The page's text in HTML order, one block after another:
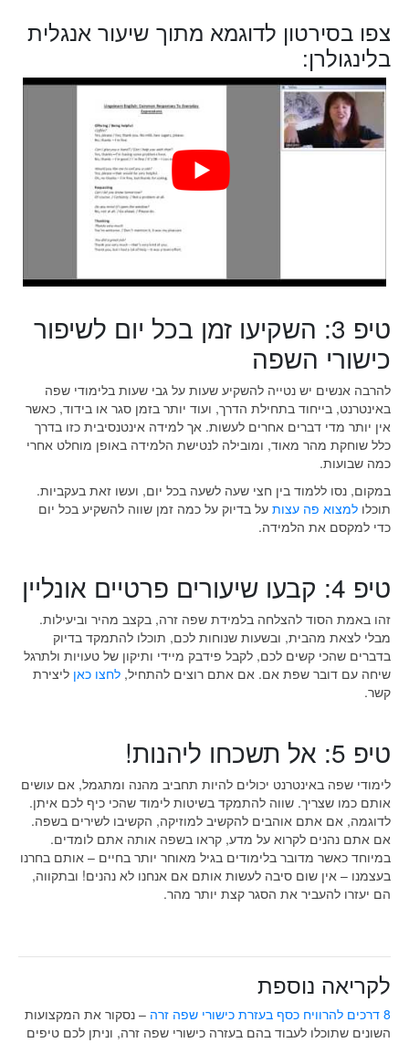
צפו בסירטון לדוגמא מתוך שיעור אנגלית
בלינגולרן:
טיפ 3: השקיעו זמן בכל יום לשיפור
כישורי השפה
להרבה אנשים יש נטייה להשקיע שעות על גבי שעות בלימודי שפה
באינטרנט, בייחוד בתחילת הדרך, ועוד יותר בזמן סגר או בידוד, כאשר
אין יותר מדי דברים אחרים לעשות. אך למידה אינטנסיבית כזו בדרך
כלל שוחקת מהר מאוד, ומובילה לנטישת הלמידה באופן מוחלט אחרי
כמה שבועות.
במקום, נסו ללמוד בין חצי שעה לשעה בכל יום, ועשו זאת בעקביות.
תוכלו למצוא פה עצות על בדיוק על כמה זמן שווה להשקיע בכל יום
כדי למקסם את הלמידה.
טיפ 4: קבעו שיעורים פרטיים אונליין
זהו באמת הסוד להצלחה בלמידת שפה זרה, בקצב מהיר וביעילות.
מבלי לצאת מהבית, ובשעות שנוחות לכם, תוכלו להתמקד בדיוק
בדברים שהכי קשים לכם, לקבל פידבק מיידי ותיקון של טעויות ולתרגל
שיחה עם דובר שפת אם. אם אתם רוצים להתחיל, לחצו כאן ליצירת
קשר.
טיפ 5: אל תשכחו ליהנות!
לימודי שפה באינטרנט יכולים להיות תחביב מהנה ומתגמל, אם עושים
אותם כמו שצריך. שווה להתמקד בשיטות לימוד שהכי כיף לכם איתן.
לדוגמה, אם אתם אוהבים להקשיב למוזיקה, הקשיבו לשירים בשפה.
אם אתם נהנים לקרוא על מדע, קראו בשפה אותה אתם לומדים.
במיוחד כאשר מדובר בלימודים בגיל מאוחר יותר בחיים – אותם בחרנו
בעצמנו – אין שום סיבה לעשות אותם אם אנחנו לא נהנים! ובתקווה,
הם יעזרו להעביר את הסגר קצת יותר מהר.
לקריאה נוספת
8 דרכים להרוויח כסף בעזרת כישורי שפה זרה
– נסקור את המקצועות
השונים שתוכלו לעבוד בהם בעזרה כישורי שפה זרה, וניתן לכם טיפים